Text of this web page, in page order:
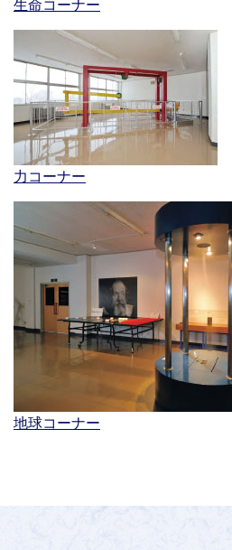
生命コーナー
力コーナー
地球コーナー